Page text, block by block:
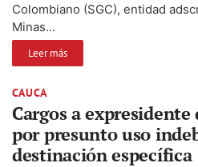
Colombiano (SGC), entidad
Minas...
Leer más
CAUCA
Cargos a
por presunto uso
destinación específica